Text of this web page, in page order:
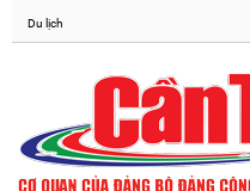
Du lịch